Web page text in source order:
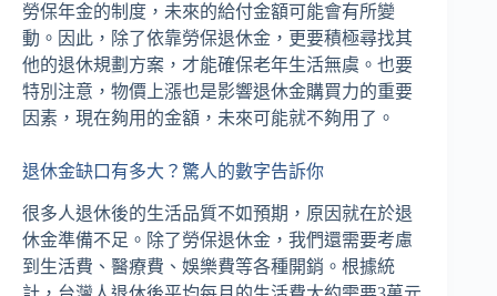
勞保年金的制度，未來的給付金額可能會有所變
動。因此，除了依靠勞保退休金，更要積極尋找其
他的退休規劃方案，才能確保老年生活無虞。也要
特別注意，物價上漲也是影響退休金購買力的重要
因素，現在夠用的金額，未來可能就不夠用了。
退休金缺口有多大？驚人的數字告訴你
很多人退休後的生活品質不如預期，原因就在於退
休金準備不足。除了勞保退休金，我們還需要考慮
到生活費、醫療費、娛樂費等各種開銷。根據統